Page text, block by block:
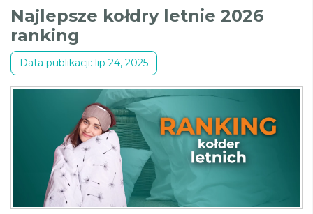
Najlepsze kołdry letnie 2026
ranking
Data publikacji: lip 24, 2025